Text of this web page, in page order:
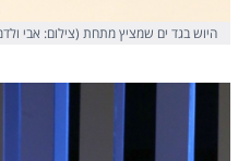
היוש בגד ים שמציץ מתחת (צילום: אבי